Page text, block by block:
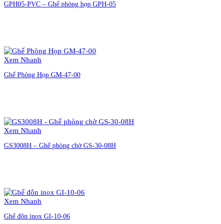
GPH05-PVC – Ghế phòng họp GPH-05
Xem Nhanh
Ghế Phòng Họp GM-47-00
Xem Nhanh
GS3008H – Ghế phòng chờ GS-30-08H
Xem Nhanh
Ghế đôn inox GI-10-06